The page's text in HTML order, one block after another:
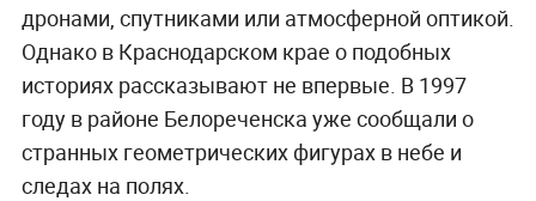
дронами, спутниками или атмосферной оптикой.
Однако в Краснодарском крае о подобных
историях рассказывают не впервые. В 1997
году в районе Белореченска уже сообщали о
странных геометрических фигурах в небе и
следах на полях.